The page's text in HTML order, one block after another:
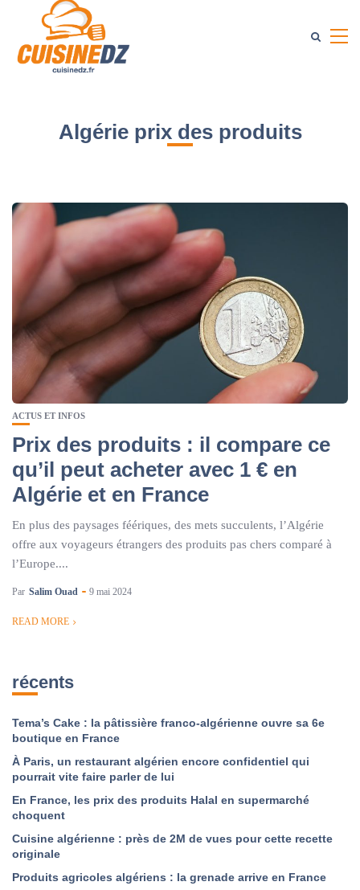
Algérie prix des produits
ACTUS ET INFOS
Prix des produits : il compare ce
qu’il peut acheter avec 1 € en
Algérie et en France
En plus des paysages féériques, des mets succulents, l’Algérie
offre aux voyageurs étrangers des produits pas chers comparé à
l’Europe....
Par Salim Ouad 9 mai 2024
READ MORE
récents
Tema’s Cake : la pâtissière franco-algérienne ouvre sa 6e
boutique en France
À Paris, un restaurant algérien encore confidentiel qui
pourrait vite faire parler de lui
En France, les prix des produits Halal en supermarché
choquent
Cuisine algérienne : près de 2M de vues pour cette recette
originale
Produits agricoles algériens : la grenade arrive en France